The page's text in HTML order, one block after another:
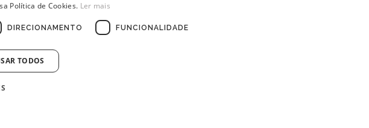
Política de Cookies. Ler mais
DIRECIONAMENTO FUNCIONALIDADE
TODOS